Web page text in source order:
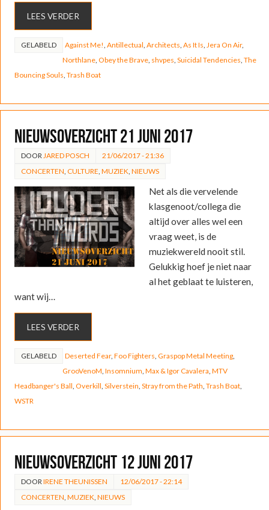
LEES VERDER
GELABELD Against Me! Antillectual Architects As It Is Jera On Air,
Northlane, Obey the Brave, shvpes Suicidal Tendencies The
Bouncing Souls Trash Boat
Nieuwsoverzicht 21 juni 2017
DOOR JARED POSCH
21/06/2017 - 21:36
CONCERTEN CULTURE MUZIEK NIEUWS
Net als die vervelende
klasgenoot/collega die
altijd over alles wel een
vraag weet, is de
muziekwereld nooit stil.
Gelukkig hoef je niet naar
al het geblaat te luisteren,
want wij…
LEES VERDER
GELABELD Deserted Fear, Foo Fighters Graspop Metal Meeting,
GrooVenoM Insomnium Max & Igor Cavalera MTV
Headbanger's Ball Overkill Silverstein Stray from the Path Trash Boat,
WSTR
Nieuwsoverzicht 12 juni 2017
DOOR IRENE THEUNISSEN
12/06/2017 - 22:14
CONCERTEN MUZIEK NIEUWS